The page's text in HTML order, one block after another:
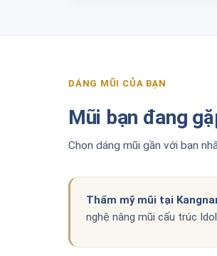
DÁNG MŨI CỦA BẠN
Mũi bạn đang
Chọn dáng mũi gần với bạn
Thẩm mỹ mũi tại
nghệ nâng mũi cấu trúc